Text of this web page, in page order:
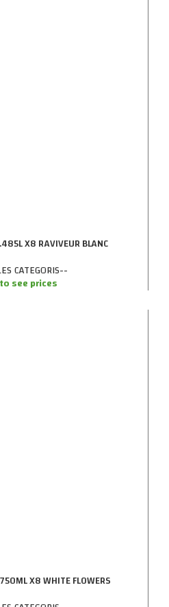
X8 RAVIVEUR BLANC
CATEGORIS--
see prices
X8 WHITE FLOWERS